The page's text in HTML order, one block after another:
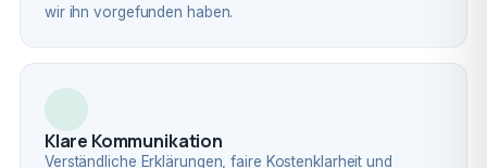
wir ihn vorgefunden haben.
Klare Kommunikation
Verständliche Erklärungen, faire Kostenklarheit und